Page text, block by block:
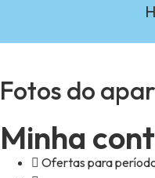
Fotos do
Minha
Ofertas para